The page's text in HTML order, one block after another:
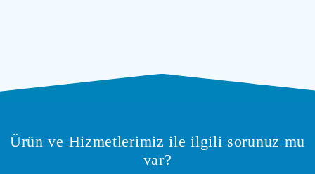
Ürün ve Hizmetlerimiz ile ilgili sorunuz mu
var?